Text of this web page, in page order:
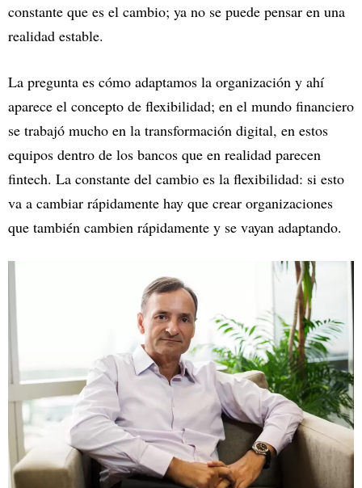
constante que es el cambio; ya no se puede pensar en una
realidad estable.
La pregunta es cómo adaptamos la organización y ahí
aparece el concepto de flexibilidad; en el mundo financiero
se trabajó mucho en la transformación digital, en estos
equipos dentro de los bancos que en realidad parecen
fintech. La constante del cambio es la flexibilidad: si esto
va a cambiar rápidamente hay que crear organizaciones
que también cambien rápidamente y se vayan adaptando.